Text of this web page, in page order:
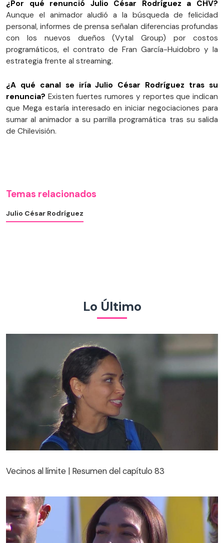
¿Por qué renunció Julio César Rodríguez a CHV?
Aunque el animador aludió a la búsqueda de felicidad
personal, informes de prensa señalan diferencias profundas
con los nuevos dueños (Vytal Group) por costos
programáticos, el contrato de Fran García-Huidobro y la
estrategia frente al streaming.
¿A qué canal se iría Julio César Rodríguez tras su
renuncia? Existen fuertes rumores y reportes que indican
que Mega estaría interesado en iniciar negociaciones para
sumar al animador a su parrilla programática tras su salida
de Chilevisión.
Temas relacionados
Julio César Rodríguez
Lo Último
Vecinos al límite | Resumen del capítulo 83